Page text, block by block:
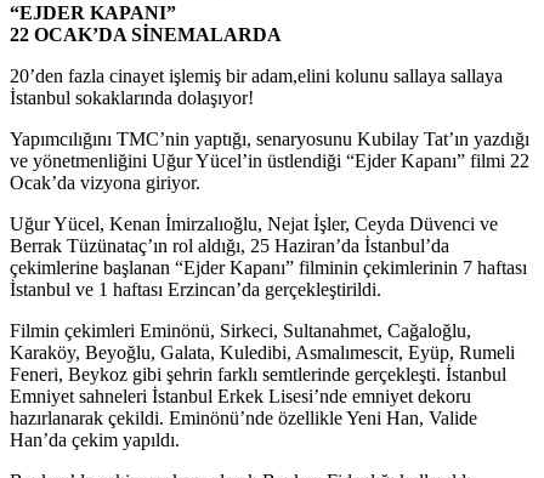
“EJDER KAPANI”
22 OCAK’DA SİNEMALARDA
20’den fazla cinayet işlemiş bir adam,elini kolunu sallaya sallaya
İstanbul sokaklarında dolaşıyor!
Yapımcılığını TMC’nin yaptığı, senaryosunu Kubilay Tat’ın yazdığı
ve yönetmenliğini Uğur Yücel’in üstlendiği “Ejder Kapanı” filmi 22
Ocak’da vizyona giriyor.
Uğur Yücel, Kenan İmirzalıoğlu, Nejat İşler, Ceyda Düvenci ve
Berrak Tüzünataç’ın rol aldığı, 25 Haziran’da İstanbul’da
çekimlerine başlanan “Ejder Kapanı” filminin çekimlerinin 7 haftası
İstanbul ve 1 haftası Erzincan’da gerçekleştirildi.
Filmin çekimleri Eminönü, Sirkeci, Sultanahmet, Cağaloğlu,
Karaköy, Beyoğlu, Galata, Kuledibi, Asmalımescit, Eyüp, Rumeli
Feneri, Beykoz gibi şehrin farklı semtlerinde gerçekleşti. İstanbul
Emniyet sahneleri İstanbul Erkek Lisesi’nde emniyet dekoru
hazırlanarak çekildi. Eminönü’nde özellikle Yeni Han, Valide
Han’da çekim yapıldı.